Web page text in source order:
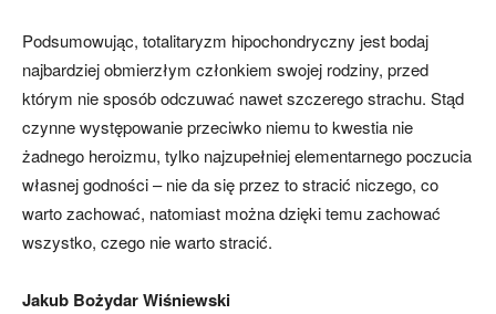
Podsumowując, totalitaryzm hipochondryczny jest bodaj
najbardziej obmierzłym członkiem swojej rodziny, przed
którym nie sposób odczuwać nawet szczerego strachu. Stąd
czynne występowanie przeciwko niemu to kwestia nie
żadnego heroizmu, tylko najzupełniej elementarnego poczucia
własnej godności – nie da się przez to stracić niczego, co
warto zachować, natomiast można dzięki temu zachować
wszystko, czego nie warto stracić.
Jakub Bożydar Wiśniewski